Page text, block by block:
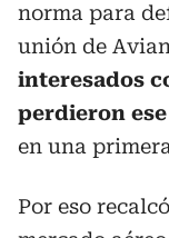
norma para
unión de
interesados
perdieron
en una
Por eso